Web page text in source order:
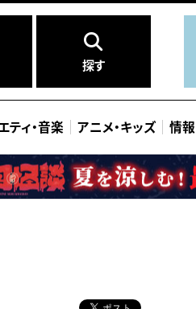
探す
ティ・音楽 アニメ・キッズ 情報